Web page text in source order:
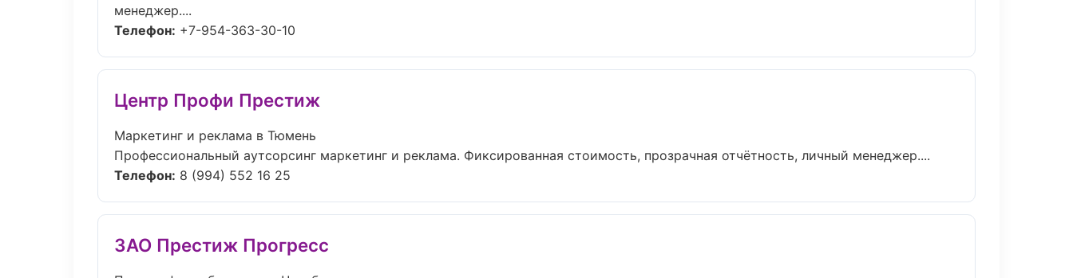
менеджер....
Телефон: +7-954-363-30-10
Центр Профи Престиж
Маркетинг и реклама в Тюмень
Профессиональный аутсорсинг маркетинг и реклама. Фиксированная стоимость, прозрачная отчётность, личный менеджер....
Телефон: 8 (994) 552 16 25
ЗАО Престиж Прогресс